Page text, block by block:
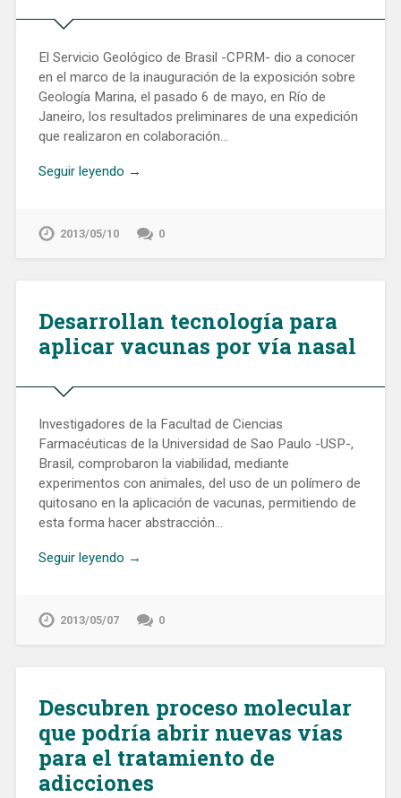
El Servicio Geológico de Brasil -CPRM- dio a conocer
en el marco de la inauguración de la exposición sobre
Geología Marina, el pasado 6 de mayo, en Río de
Janeiro, los resultados preliminares de una expedición
que realizaron en colaboración…
Seguir leyendo →
2013/05/10 0
Desarrollan tecnología para
aplicar vacunas por vía nasal
Investigadores de la Facultad de Ciencias
Farmacéuticas de la Universidad de Sao Paulo -USP-,
Brasil, comprobaron la viabilidad, mediante
experimentos con animales, del uso de un polímero de
quitosano en la aplicación de vacunas, permitiendo de
esta forma hacer abstracción…
Seguir leyendo →
2013/05/07 0
Descubren proceso molecular
que podría abrir nuevas vías
para el tratamiento de
adicciones